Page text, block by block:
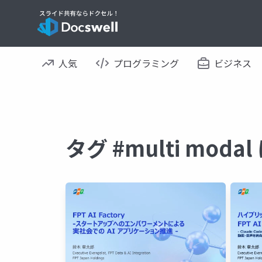
人気 プログラミング ビジネス
タグ #multi modal